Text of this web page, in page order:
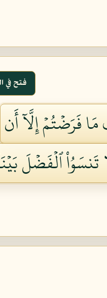
فتح
فَرَضۡتُمۡ إِلَّآ أَن
تَنسَوُاْ ٱلۡفَضۡلَ